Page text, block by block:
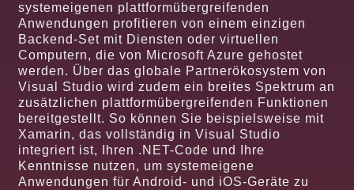
systemeigenen plattformübergreifenden
Anwendungen profitieren von einem einzigen
Backend-Set mit Diensten oder virtuellen
Computern, die von Microsoft Azure gehostet
werden. Über das globale Partnerökosystem von
Visual Studio wird zudem ein breites Spektrum an
zusätzlichen plattformübergreifenden Funktionen
bereitgestellt. So können Sie beispielsweise mit
Xamarin, das vollständig in Visual Studio
integriert ist, Ihren .NET-Code und Ihre
Kenntnisse nutzen, um systemeigene
Anwendungen für Android- und iOS-Geräte zu